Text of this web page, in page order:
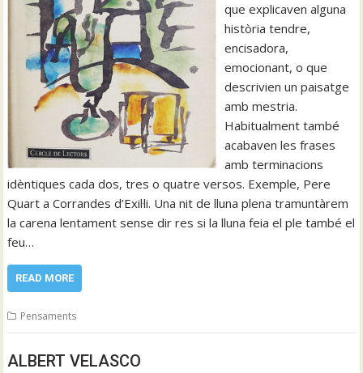
que explicaven alguna
història tendre,
encisadora,
emocionant, o que
descrivien un paisatge
amb mestria.
Habitualment també
acabaven les frases
amb terminacions
idèntiques cada dos, tres o quatre versos. Exemple, Pere
Quart a Corrandes d’Exil·li. Una nit de lluna plena tramuntàrem
la carena lentament sense dir res si la lluna feia el ple també el
feu…
READ MORE
Pensaments
ALBERT VELASCO